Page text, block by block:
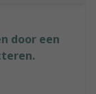
door een